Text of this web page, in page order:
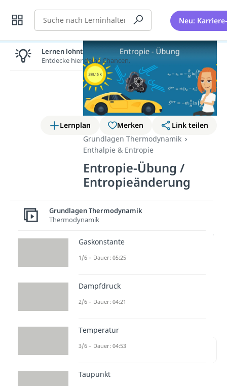
Suche Neu:
Lernplan Merken
Link teilen
Grundlagen Thermodynamik
Enthalpie & Entropie
Entropie-Übung /
Entropieänderung
einen Platten am Fahrrad und
musstest deshalb eine Luftpumpe
Entropieänderung berechnen
Inhaltsübersicht
Lernen lohnt sich!
Entdecke hier deine Chancen.
Grundlagen Thermodynamik
Thermodynamik
Gaskonstante
1/6 – Dauer: 05:25
Dampfdruck
2/6 – Dauer: 04:21
Temperatur
3/6 – Dauer: 04:53
Taupunkt